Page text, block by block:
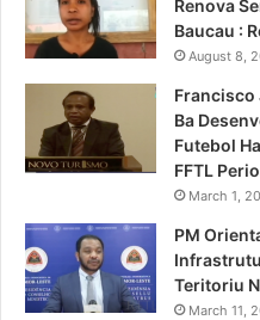
Renova
Baucau :
August 8,
Francisco
Ba
Futebol
FFTL
March 1,
PM
Teritoriu
March 11,